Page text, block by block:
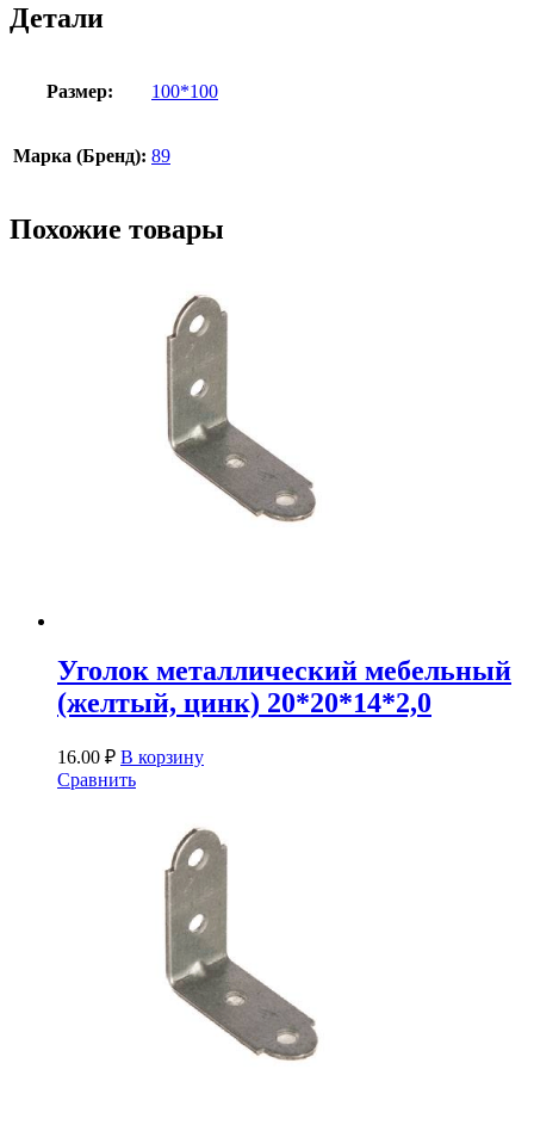
Детали
Размер: 100*100
Марка (Бренд): 89
Похожие товары
Уголок металлический мебельный
(желтый, цинк) 20*20*14*2,0
16.00 ₽ В корзину
Сравнить